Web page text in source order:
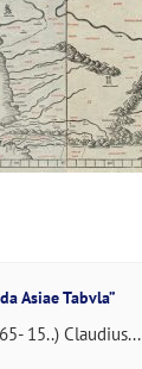
Asiae Tabvla”
15..) Claudius...